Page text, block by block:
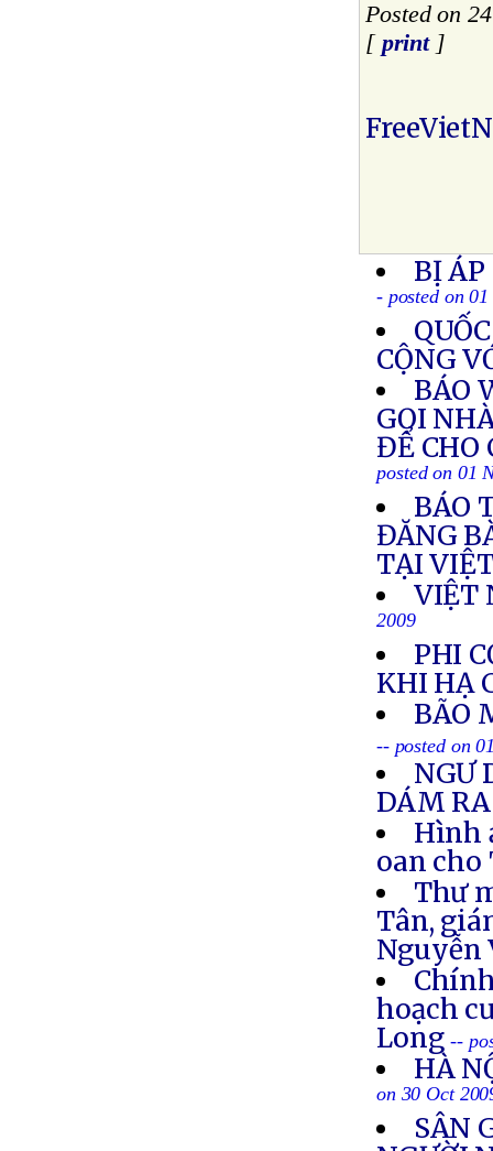
Posted on
[ print]
BỊ
- posted on
CỘNG
BÁO
GỌI
ĐỂ CHO
posted on 01
BÁO
ĐĂNG
TẠI
VIỆT
2009
PHI
KHI HẠ
BÃO
-- posted on
NGƯ
DÁM
Hình
oan cho
Thư
Tân,
Nguyễn
hoạch
Long --
HÀ
on 30 Oct
SÂN